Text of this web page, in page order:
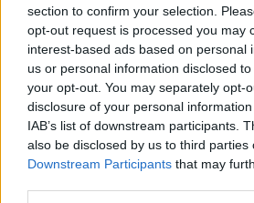
section to confirm your selection.
opt-out request is processed you may
interest-based ads based on personal
us or personal information disclosed
your opt-out. You may separately opt-
disclosure of your personal
IAB’s list of downstream participants.
also be disclosed by us to third parties
Downstream Participants that may
T. szereti a fiatal
Pedig szóltam… –